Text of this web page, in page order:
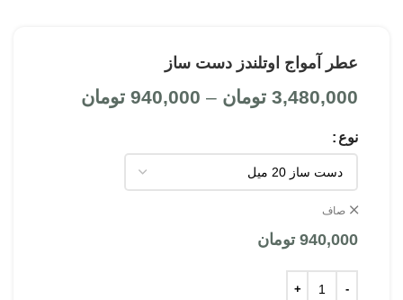
عطر آمواج اوتلندز دست ساز
3,480,000 تومان –
940,000 تومان
نوع
صاف
940,000 تومان